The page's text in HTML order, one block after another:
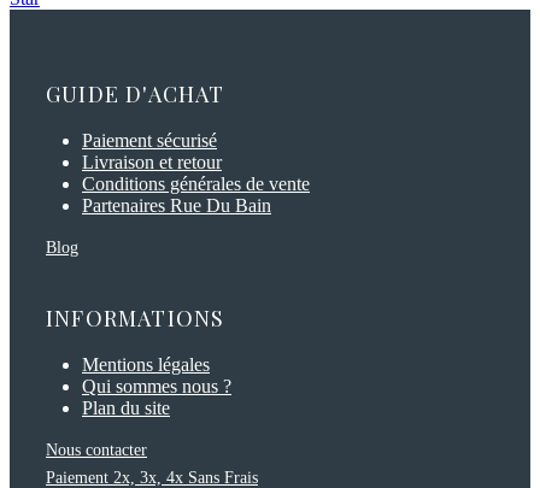
GUIDE D'ACHAT
Paiement sécurisé
Livraison et retour
Conditions générales de vente
Partenaires Rue Du Bain
Blog
INFORMATIONS
Mentions légales
Qui sommes nous ?
Plan du site
Nous contacter
Paiement 2x, 3x, 4x Sans Frais